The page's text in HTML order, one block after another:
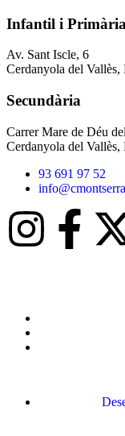
Infantil i Primària
Av. Sant Iscle, 6
Cerdanyola del Vallès,
Secundària
Carrer Mare de Déu
Cerdanyola del Vallès,
93 691 97 52